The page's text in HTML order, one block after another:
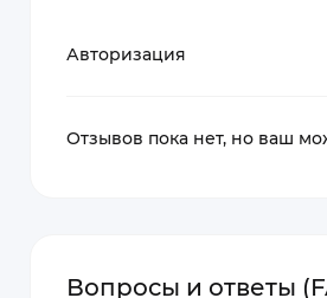
Авторизация
Отзывов пока нет, но ваш
Вопросы и ответы